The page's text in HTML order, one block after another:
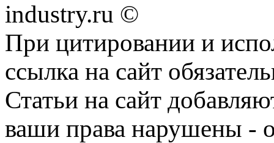
industry.ru ©
При цитировании и
ссылка на сайт
Статьи на сайт
ваши права нарушены -